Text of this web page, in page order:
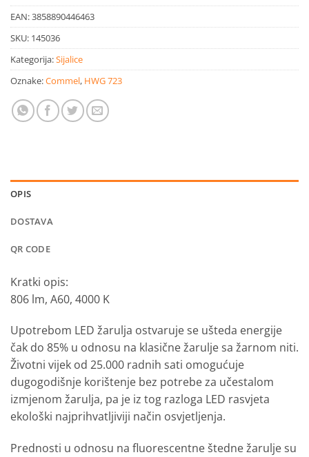
EAN:3858890446463
SKU: 145036
Kategorija:Sijalice
Oznake:Commel, HWG 723
OPIS
DOSTAVA
QR CODE
Kratki opis:
806 lm, A60, 4000 K
Upotrebom LED žarulja ostvaruje se ušteda energije
čak do 85% u odnosu na klasične žarulje sa žarnom niti.
Životni vijek od 25.000 radnih sati omogućuje
dugogodišnje korištenje bez potrebe za učestalom
izmjenom žarulja, pa je iz tog razloga LED rasvjeta
ekološki najprihvatljiviji način osvjetljenja.
Prednosti u odnosu na fluorescentne štedne žarulje su